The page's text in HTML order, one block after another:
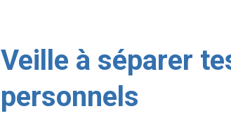
Veille à séparer
personnels